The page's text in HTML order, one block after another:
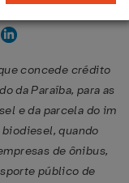
mai 2026
concede crédito
da Paraíba, para as
e da parcela do im
quando
de ônibus,
público de